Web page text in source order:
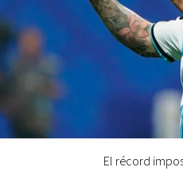
El récord